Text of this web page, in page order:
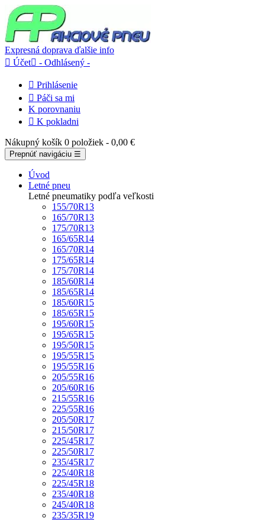
Expresná doprava ďalšie info
 Účet - Odhlásený -
 Prihlásenie
 Páči sa mi
K porovnaniu
 K pokladni
Nákupný košík 0 položiek - 0,00 €
Prepnúť navigáciu ☰
Úvod
Letné pneu
Letné pneumatiky podľa veľkosti
155/70R13
165/70R13
175/70R13
165/65R14
165/70R14
175/65R14
175/70R14
185/60R14
185/65R14
185/60R15
185/65R15
195/60R15
195/65R15
195/50R15
195/55R15
195/55R16
205/55R16
205/60R16
215/55R16
225/55R16
205/50R17
215/50R17
225/45R17
225/50R17
235/45R17
225/40R18
225/45R18
235/40R18
245/40R18
235/35R19